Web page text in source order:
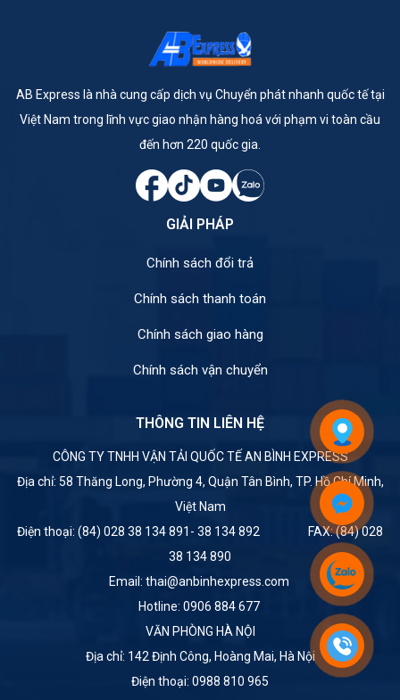
AB Express là nhà cung cấp dịch vụ Chuyển phát nhanh quốc tế tại
Việt Nam trong lĩnh vực giao nhận hàng hoá với phạm vi toàn cầu
đến hơn 220 quốc gia.
GIẢI PHÁP
Chính sách đổi trả
Chính sách thanh toán
Chính sách giao hàng
Chính sách vận chuyển
THÔNG TIN LIÊN HỆ
CÔNG TY TNHH VẬN TẢI QUỐC TẾ AN BÌNH EXPRESS
Địa chỉ: 58 Thăng Long, Phường 4, Quận Tân Bình, TP. Hồ Chí Minh,
Việt Nam
Điện thoại: (84) 028 38 134 891- 38 134 892 FAX: (84) 028
38 134 890
Email: thai@anbinhexpress.com
Hotline: 0906 884 677
VĂN PHÒNG HÀ NỘI
Địa chỉ: 142 Định Công, Hoàng Mai, Hà Nội
Điện thoại: 0988 810 965